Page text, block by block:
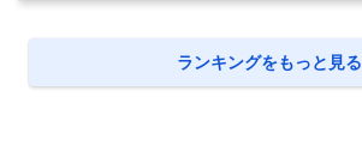
ランキングをもっと見る